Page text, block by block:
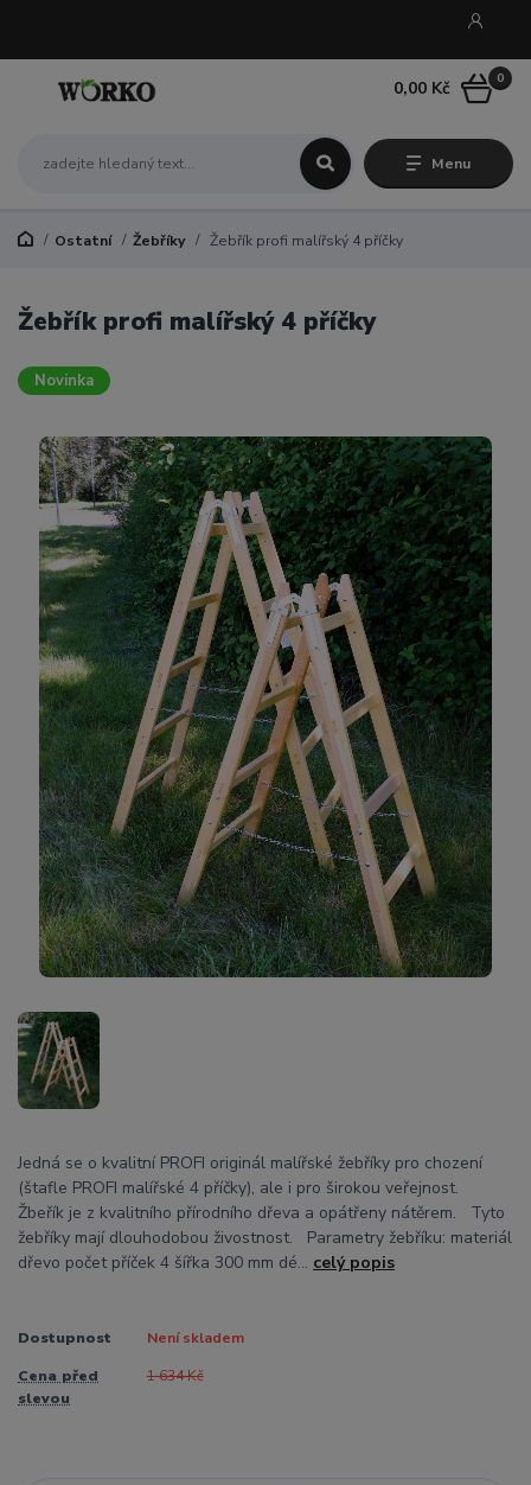
Menu
0
0,00 Kč
Ostatní Žebříky Žebřík profi malířský 4 příčky
Žebřík profi malířský 4 příčky
Novinka
Jedná se o kvalitní PROFI originál malířské žebříky pro chození
(štafle PROFI malířské 4 příčky), ale i pro širokou veřejnost.
Žbeřík je z kvalitního přírodního dřeva a opátřeny nátěrem. Tyto
žebříky mají dlouhodobou živostnost. Parametry žebříku: materiál
dřevo počet příček 4 šířka 300 mm dé... celý popis
Dostupnost Není skladem
Cena před
slevou
1 634 Kč